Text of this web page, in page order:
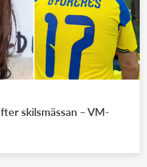
skilsmässan – VM-